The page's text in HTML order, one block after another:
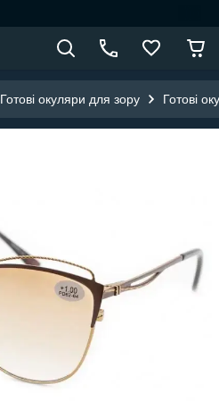
Готові окуляри для зору Готові